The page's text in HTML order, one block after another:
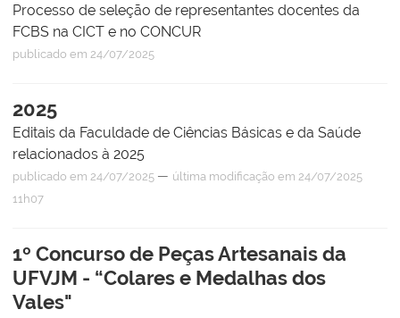
Processo de seleção de representantes docentes da
FCBS na CICT e no CONCUR
publicado em 24/07/2025
2025
Editais da Faculdade de Ciências Básicas e da Saúde
relacionados à 2025
publicado em 24/07/2025 — última modificação em 24/07/2025
11h07
1º Concurso de Peças Artesanais da
UFVJM - “Colares e Medalhas dos
Vales"